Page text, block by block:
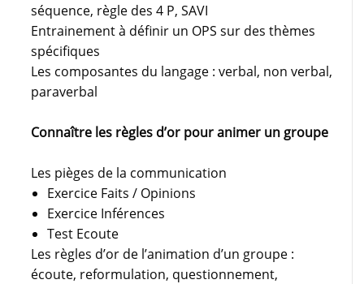
séquence, règle des 4 P, SAVI
Entrainement à définir un OPS sur des thèmes
spécifiques
Les composantes du langage : verbal, non verbal,
paraverbal
Connaître les règles d’or pour animer un groupe
Les pièges de la communication
Exercice Faits / Opinions
Exercice Inférences
Test Ecoute
Les règles d’or de l’animation d’un groupe :
écoute, reformulation, questionnement,